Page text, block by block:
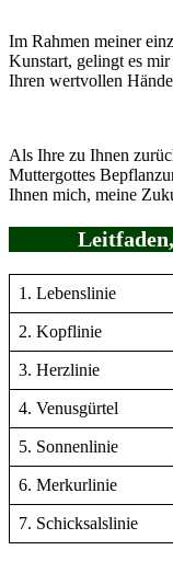
Im Rahmen meiner
Kunstart, gelingt es
Ihren wertvollen
Als Ihre zu Ihnen
Muttergottes
Ihnen mich, meine
1. Lebenslinie
2. Kopflinie
3. Herzlinie
4. Venusgürtel
5. Sonnenlinie
6. Merkurlinie
7. Schicksalslinie